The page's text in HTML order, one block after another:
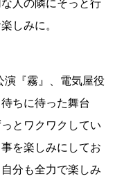
しみに。
『霧』、電気屋役
ちに待った舞台
とワクワクしてい
を楽しみにしてお
分も全力で楽しみ